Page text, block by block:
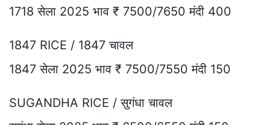
1718 सेला 2025 भाव ₹ 7500/7650 मंदी 400
1847 RICE / 1847 चावल
1847 सेला 2025 भाव ₹ 7500/7550 मंदी 150
SUGANDHA RICE / सुगंधा चावल